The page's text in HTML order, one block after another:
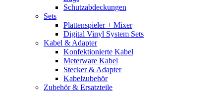
Schutzabdeckungen
Sets
Plattenspieler + Mixer
Digital Vinyl System Sets
Kabel & Adapter
Konfektionierte Kabel
Meterware Kabel
Stecker & Adapter
Kabelzubehör
Zubehör & Ersatzteile